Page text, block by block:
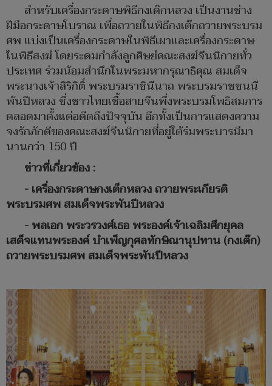
สำหรับเครื่องกระดาษพิธีกงเต๊กหลวง เป็นงานช่าง
ฝีมือกระดาษโบราณ เพื่อถวายในพิธีกงเต๊กถวายพระบรม
ศพ แบ่งเป็นเครื่องกระดาษในพิธีเผาและเครื่องกระดาษ
ในพิธีสงฆ์ โดยระดมกำลังลูกศิษย์คณะสงฆ์จีนนิกายทั่ว
ประเทศ ร่วมน้อมสำนึกในพระมหากรุณาธิคุณ สมเด็จ
พระนางเจ้าสิริกิติ์ พระบรมราชินีนาถ พระบรมราชชนนี
พันปีหลวง ซึ่งชาวไทยเชื้อสายจีนพึ่งพระบรมโพธิสมภาร
ตลอดมาตั้งแต่อดีตถึงปัจจุบัน อีกทั้งเป็นการแสดงความ
จงรักภักดีของคณะสงฆ์จีนนิกายที่อยู่ใต้ร่มพระบารมีมา
นานกว่า 150 ปี
ข่าวที่เกี่ยวข้อง :
-เครื่องกระดาษกงเต็กหลวง ถวายพระเกียรติ
พระบรมศพ สมเด็จพระพันปีหลวง
-พลเอก พระวรวงศ์เธอ พระองค์เจ้าเฉลิมศึกยุคล
เสด็จแทนพระองค์ บำเพ็ญกุศลทักษิณานุปทาน (กงเต๊ก)
ถวายพระบรมศพ สมเด็จพระพันปีหลวง